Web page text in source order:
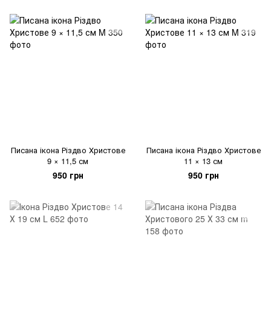
Писана ікона Різдво Христове
9 × 11,5 см
950 грн
Писана ікона Різдво Христове
11 × 13 см
950 грн